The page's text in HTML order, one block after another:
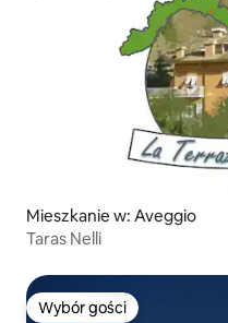
Mieszkanie w: Aveggio
Taras Nelli
Wybór gości
Wybór gości